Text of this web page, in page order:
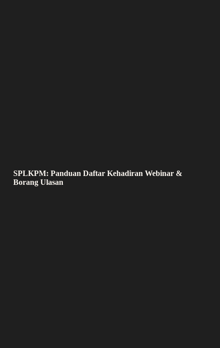
SPLKPM: Panduan Daftar Kehadiran Webinar &
Borang Ulasan